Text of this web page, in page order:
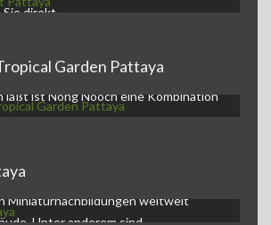
Sie direkt…
Garden Pattaya
Garden and Resortwie der Name
läßt ist Nong Nooch eine Kombination
- Themenpark Mini Siam ist eine
Miniaturnachbildungen weltweit